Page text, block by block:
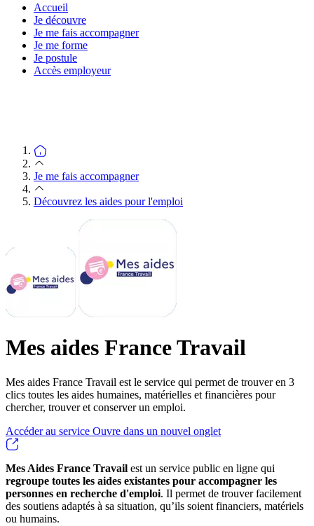
Accueil
Je découvre
Je me fais accompagner
Je me forme
Je postule
Accès employeur
Je me fais accompagner
Découvrez les aides pour l'emploi
Mes aides France Travail
Mes aides France Travail est le service qui permet de trouver en 3
clics toutes les aides humaines, matérielles et financières pour
chercher, trouver et conserver un emploi.
Accéder au service Ouvre dans un nouvel onglet
Mes Aides France Travail est un service public en ligne qui
regroupe toutes les aides existantes pour accompagner les
personnes en recherche d'emploi. Il permet de trouver facilement
des soutiens adaptés à sa situation, qu’ils soient financiers, matériels
ou humains.